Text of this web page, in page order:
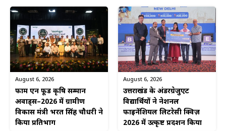
August 6, 2026
फार्म एन फूड कृषि सम्मान
अवार्ड्स–2026 में ग्रामीण
विकास मंत्री भरत सिंह चौधरी ने
किया प्रतिभाग
August 6, 2026
उत्तराखंड के अंडरग्रेजुएट
विद्यार्थियों ने नेशनल
फाइनेंशियल लिटरेसी क्विज़
2026 में उत्कृष्ट प्रदर्शन किया